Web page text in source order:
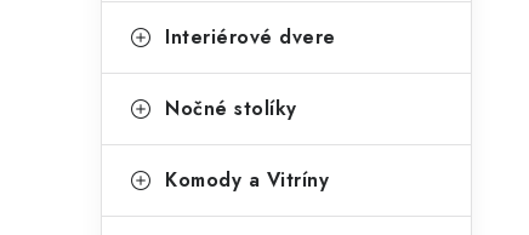
Interiérové dvere
Nočné stolíky
Komody a Vitríny